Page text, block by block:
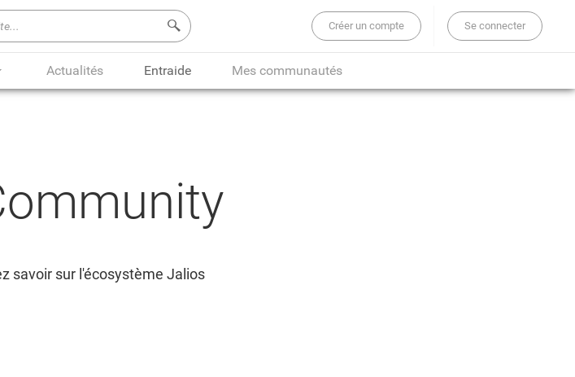
Rechercher sur tout le site...
Créer un compte Se connecter
Actualités Entraide Mes communautés
savoir sur l'écosystème Jalios